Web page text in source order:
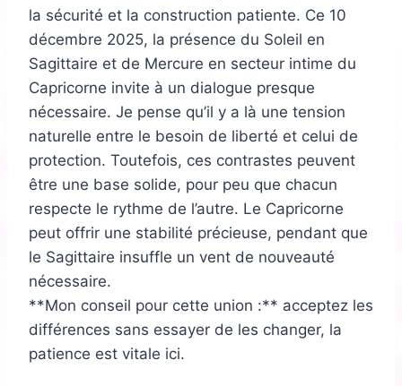
la sécurité et la construction patiente. Ce 10
décembre 2025, la présence du Soleil en
Sagittaire et de Mercure en secteur intime du
Capricorne invite à un dialogue presque
nécessaire. Je pense qu’il y a là une tension
naturelle entre le besoin de liberté et celui de
protection. Toutefois, ces contrastes peuvent
être une base solide, pour peu que chacun
respecte le rythme de l’autre. Le Capricorne
peut offrir une stabilité précieuse, pendant que
le Sagittaire insuffle un vent de nouveauté
nécessaire.
**Mon conseil pour cette union :** acceptez les
différences sans essayer de les changer, la
patience est vitale ici.